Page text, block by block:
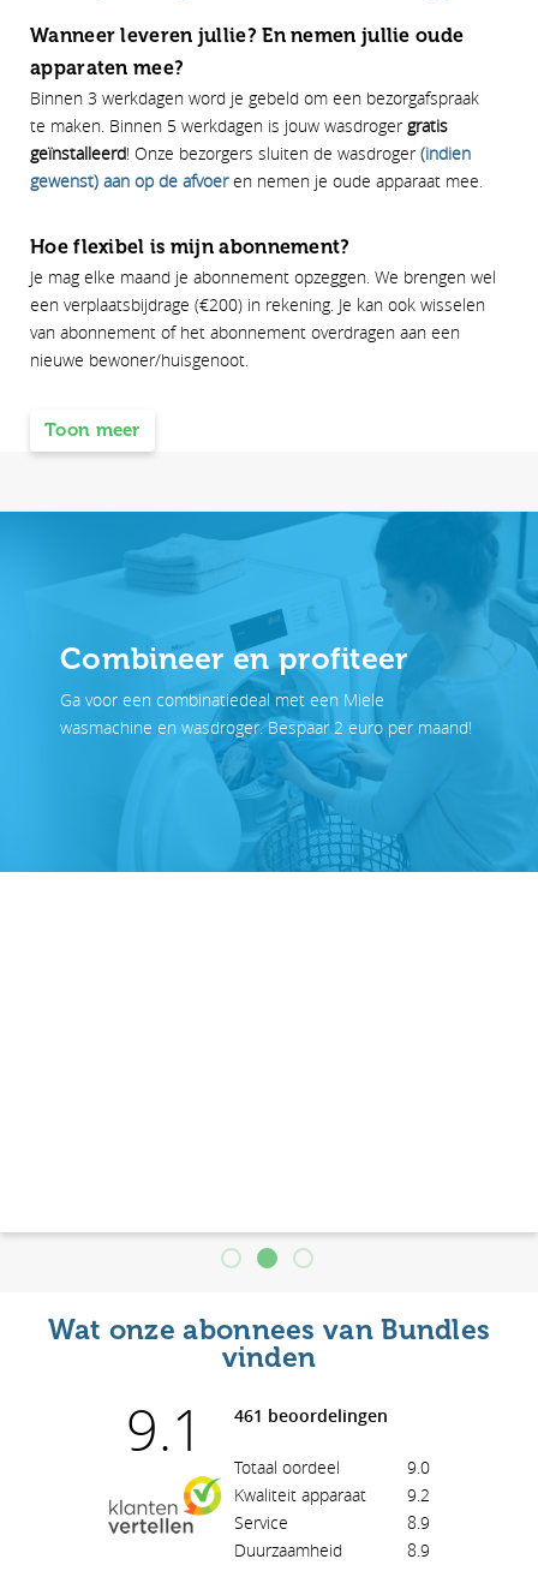
Wanneer leveren jullie? En nemen jullie oude
apparaten mee?
Binnen 3 werkdagen word je gebeld om een bezorgafspraak
te maken. Binnen 5 werkdagen is jouw wasdrogergratis
geïnstalleerd! Onze bezorgers sluiten de wasdroger(indien
gewenst) aan op de afvoeren nemen je oude apparaat mee.
Hoe flexibel is mijn abonnement?
Je mag elke maand je abonnement opzeggen. We brengen wel
een verplaatsbijdrage (€200) in rekening. Je kan ook wisselen
van abonnement of het abonnement overdragen aan een
nieuwe bewoner/huisgenoot.
Toon meer
Combineer en profiteer
Ga voor een combinatiedeal met een Miele
wasmachine en wasdroger. Bespaar 2 euro per maand!
Wat onze abonnees van Bundles
vinden
9.1 461 beoordelingen
Totaal oordeel
9.0
Kwaliteit apparaat
9.2
Service
8.9
Duurzaamheid
8.9